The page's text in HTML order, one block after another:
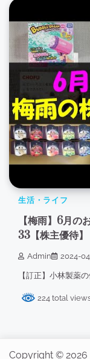
生活・ライフ
【梅雨】6月の
33【株主優待】
Admin 2024-
【訂正】小林製薬
224 total
Copyright © 2026